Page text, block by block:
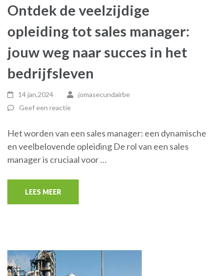
Ontdek de veelzijdige
opleiding tot sales manager:
jouw weg naar succes in het
bedrijfsleven
14 jan,2024
jomasecundairbe
Geef een reactie
Het worden van een sales manager: een dynamische
en veelbelovende opleiding De rol van een sales
manager is cruciaal voor …
LEES MEER